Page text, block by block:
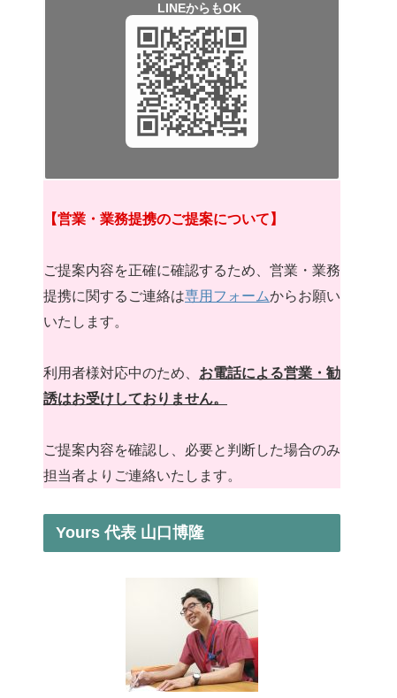
LINEからもOK
【営業・業務提携のご提案について】
ご提案内容を正確に確認するため、営業・業務
提携に関するご連絡は専用フォームからお願い
いたします。
利用者様対応中のため、 お電話による営業・勧
誘はお受けしておりません。
ご提案内容を確認し、必要と判断した場合のみ
担当者よりご連絡いたします。
Yours 代表 山口博隆